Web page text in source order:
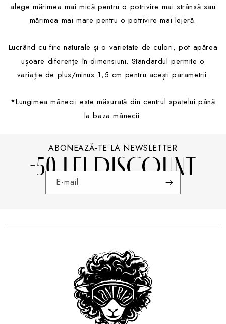
alege mărimea mai mică pentru o potrivire mai strânsă sau
mărimea mai mare pentru o potrivire mai lejeră.
Lucrând cu fire naturale și o varietate de culori, pot apărea
ușoare diferențe în dimensiuni. Standardul permite o
variație de plus/minus 1,5 cm pentru acești parametrii.
*Lungimea mânecii este măsurată din centrul spatelui până
la baza mânecii.
ABONEAZĂ-TE LA NEWSLETTER
-50 LEI DISCOUNT
E-mail